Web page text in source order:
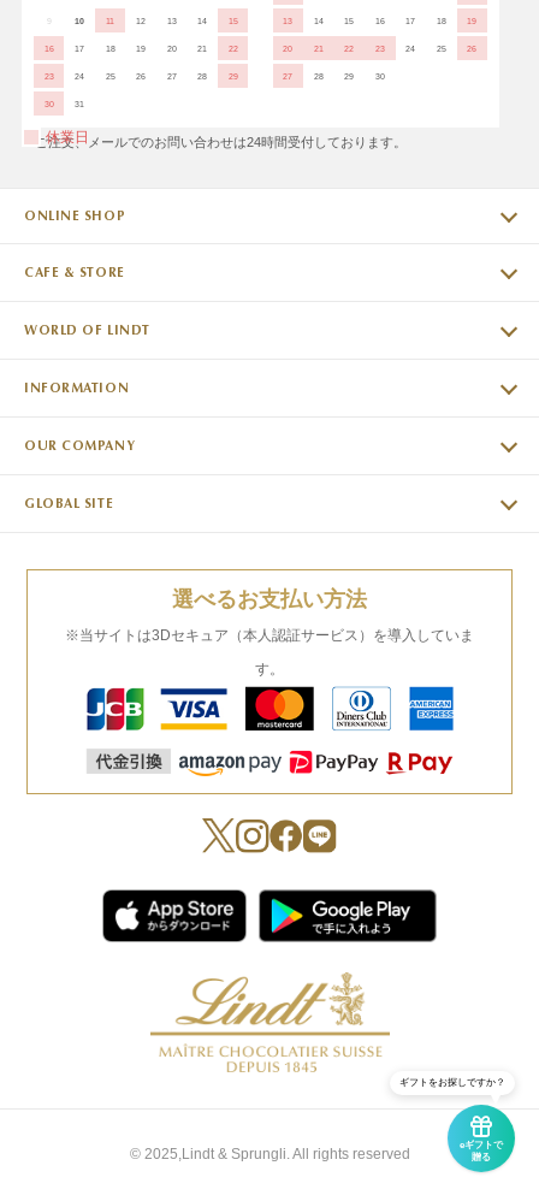
9 10 11 12 13 14 15
16 17 18 19 20 21 22
23 24 25 26 27 28 29
30 31
13 14 15 16 17 18 19
20 21 22 23 24 25 26
27 28 29 30
休業日
※ご注文、メールでのお問い合わせは24時間受付しております。
ONLINE SHOP
CAFE & STORE
WORLD OF LINDT
INFORMATION
OUR COMPANY
GLOBAL SITE
選べるお支払い方法
※当サイトは3Dセキュア（本人認証サービス）を導入していま
す。
© 2025,Lindt & Sprungli. All rights reserved
eギフトで
贈る
ギフトをお探しですか？